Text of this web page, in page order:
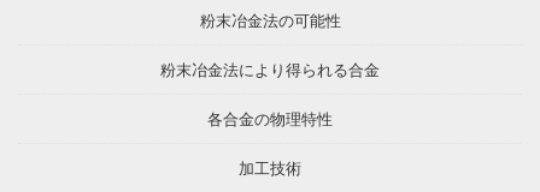
粉末冶金法の可能性
粉末冶金法により得られる合金
各合金の物理特性
加工技術